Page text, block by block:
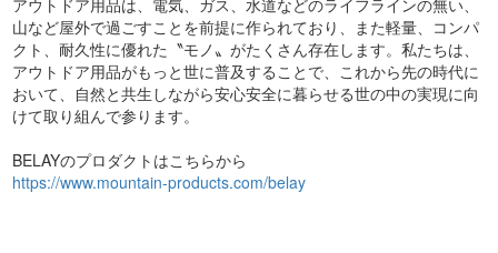
山など屋外で過ごすことを前提に作られており、また軽量、コンパ
クト、耐久性に優れた〝モノ〟がたくさん存在します。私たちは、
アウトドア用品がもっと世に普及することで、これから先の時代に
おいて、自然と共生しながら安心安全に暮らせる世の中の実現に向
けて取り組んで参ります。
BELAYのプロダクトはこちらから
https://www.mountain-products.com/belay